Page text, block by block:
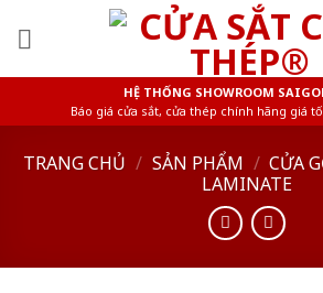
HỆ THỐNG SHOWROOM
Báo giá cửa sắt, cửa thép chính hãng giá
TRANG CHỦ / SẢN PHẨM / CỬA
LAMINATE